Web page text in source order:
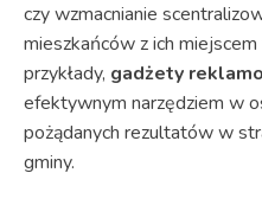
czy wzmacnianie
mieszkańców z ich
przykłady, gadżety
efektywnym narzędziem w
pożądanych rezultatów w
gminy.